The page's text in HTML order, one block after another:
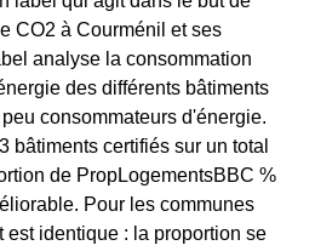
CO2 à Courménil et ses
analyse la consommation
des différents bâtiments
consommateurs d'énergie.
bâtiments certifiés sur un total
de PropLogementsBBC %
Pour les communes
est identique : la proportion se